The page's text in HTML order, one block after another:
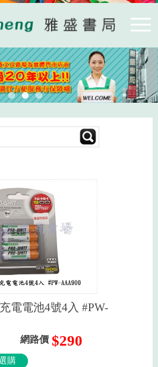
電電池4號4入 #PW-
網路價 $290
購